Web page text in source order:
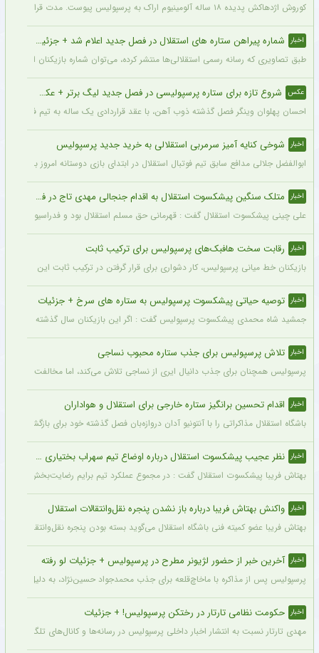
کوروش اژدهاکش پدیده ۱۸ ساله آلومینیوم اراک به پرسپولیس پیوست. مدت قرارداد اژدهاکش با پرسپولیس به مدت ۴ سال است.
اخبار شماره پیراهن ستاره های استقلال در فصل جدید اعلام شد + جزئیات
طبق تصاویری که رسانه رسمی استقلالی‌ها منتشر کرده، می‌توان شماره بازیکنان این
عکس شروع تازه برای ستاره پرسپولیسی در فصل جدید لیگ برتر + عکس
احسان پهلوان وینگر فصل گذشته ذوب آهن، با عقد قراردادی یک ساله به تیم فجر
اخبار شوخی کنایه آمیز سرمربی استقلالی به خرید جدید پرسپولیس
ابوالفضل جلالی مدافع سابق تیم فوتبال استقلال در ابتدای بازی دوستانه امروز با
اخبار متلک سنگین پیشکسوت استقلال به اقدام جنجالی مهدی تاج در فدراسیون فوتبال
علی چینی پیشکسوت استقلال گفت : قهرمانی حق مسلم استقلال بود و فدراسیون باید آن
اخبار رقابت سخت هافبک‌های پرسپولیس برای ترکیب ثابت
بازیکنان خط میانی پرسپولیس، کار دشواری برای قرار گرفتن در ترکیب ثابت این تیم
اخبار توصیه حیاتی پیشکسوت پرسپولیس به ستاره های سرخ + جزئیات
جمشید شاه محمدی پیشکسوت پرسپولیس گفت : اگر این بازیکنان سال گذشته و سال‌های
اخبار تلاش پرسپولیس برای جذب ستاره محبوب نساجی
پرسپولیس همچنان برای جذب دانیال ایری از نساجی تلاش می‌کند، اما مخالفت
اخبار اقدام تحسین برانگیز ستاره خارجی برای استقلال و هواداران
باشگاه استقلال مذاکراتی را با آنتونیو آدان دروازه‌بان فصل گذشته خود برای بازگشت یه
اخبار نظر عجیب پیشکسوت استقلال درباره اوضاع تیم سهراب بختیاری زاده + جزئیات
بهتاش فریبا پیشکسوت استقلال گفت : در مجموع عملکرد تیم برایم رضایت‌بخش بود.
اخبار واکنش بهتاش فریبا درباره باز نشدن پنجره نقل‌وانتقالات استقلال
بهتاش فریبا عضو کمیته فنی باشگاه استقلال می‌گوید بسته بودن پنجره
اخبار آخرین خبر از حضور لژیونر مطرح در پرسپولیس + جزئیات لو رفته
پرسپولیس پس از مذاکره با ماخاچ‌قلعه برای جذب محمدجواد حسین‌نژاد، به دلیل رقم
اخبار حکومت نظامی تارتار در رختکن پرسپولیس! + جزئیات
مهدی تارتار نسبت به انتشار اخبار داخلی پرسپولیس در رسانه‌ها و کانال‌های تلگرامی